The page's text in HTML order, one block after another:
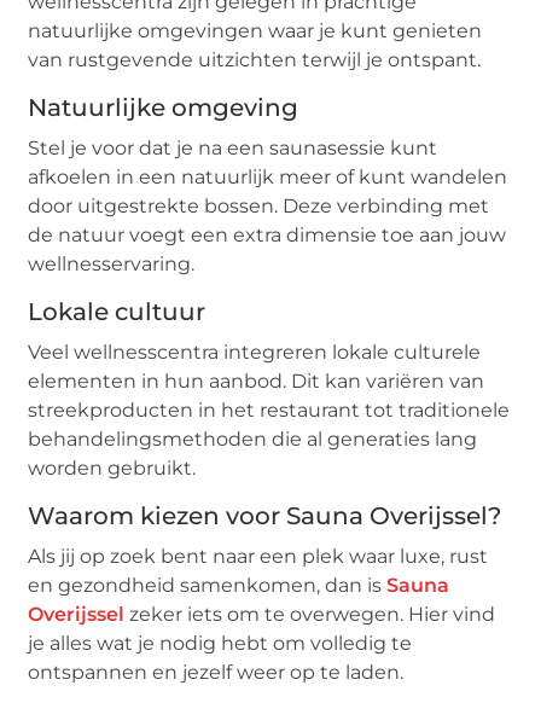
natuurlijke omgevingen waar je kunt genieten
van rustgevende uitzichten terwijl je ontspant.
Natuurlijke omgeving
Stel je voor dat je na een saunasessie kunt
afkoelen in een natuurlijk meer of kunt wandelen
door uitgestrekte bossen. Deze verbinding met
de natuur voegt een extra dimensie toe aan jouw
wellnesservaring.
Lokale cultuur
Veel wellnesscentra integreren lokale culturele
elementen in hun aanbod. Dit kan variëren van
streekproducten in het restaurant tot traditionele
behandelingsmethoden die al generaties lang
worden gebruikt.
Waarom kiezen voor Sauna Overijssel?
Als jij op zoek bent naar een plek waar luxe, rust
en gezondheid samenkomen, dan isSauna
Overijssel zeker iets om te overwegen. Hier vind
je alles wat je nodig hebt om volledig te
ontspannen en jezelf weer op te laden.